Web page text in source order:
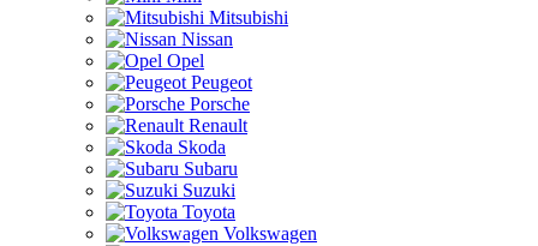
Mitsubishi
Nissan
Opel
Peugeot
Porsche
Renault
Skoda
Subaru
Suzuki
Toyota
Volkswagen